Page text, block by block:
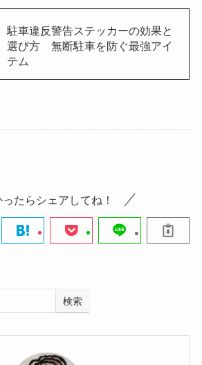
駐車違反警告ステッカーの効果と
選び方 無断駐車を防ぐ最強アイ
テム
ったらシェアしてね！
検索